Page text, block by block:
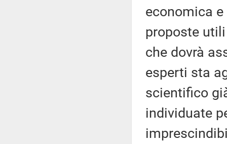
economica
proposte
che dovrà
esperti sta
scientifico
individuate